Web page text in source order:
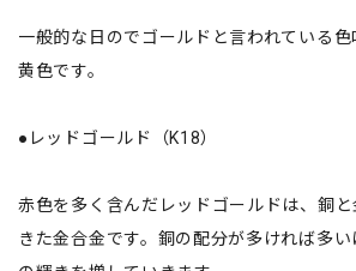
一般的な日のでゴールドと言われている色
黄色です。
●レッドゴールド（K18）
赤色を多く含んだレッドゴールドは、銅
きた金合金です。銅の配分が多ければ多